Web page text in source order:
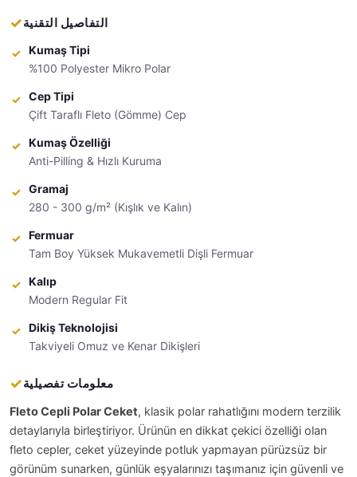
التفاصيل التقنية
Kumaş Tipi
%100 Polyester Mikro Polar
Cep Tipi
Çift Taraflı Fleto (Gömme) Cep
Kumaş Özelliği
Anti-Pilling & Hızlı Kuruma
Gramaj
280 - 300 g/m² (Kışlık ve Kalın)
Fermuar
Tam Boy Yüksek Mukavemetli Dişli Fermuar
Kalıp
Modern Regular Fit
Dikiş Teknolojisi
Takviyeli Omuz ve Kenar Dikişleri
معلومات تفصيلية
Fleto Cepli Polar Ceket, klasik polar rahatlığını modern terzilik
detaylarıyla birleştiriyor. Ürünün en dikkat çekici özelliği olan
fleto cepler, ceket yüzeyinde potluk yapmayan pürüzsüz bir
görünüm sunarken, günlük eşyalarınızı taşımanız için güvenli ve